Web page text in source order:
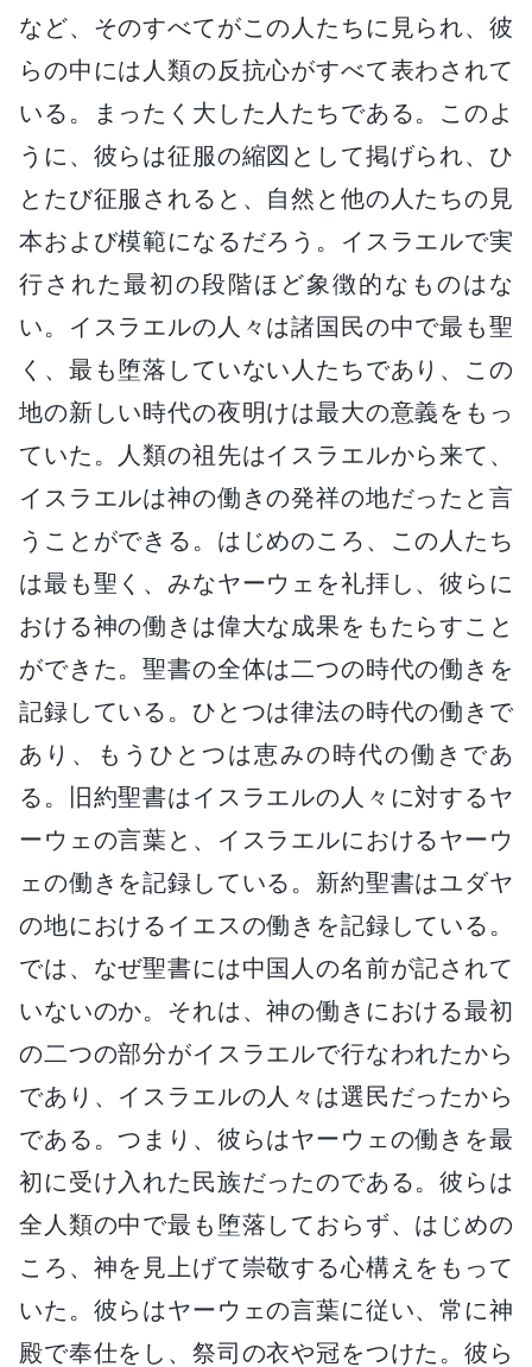
など、そのすべてがこの人たちに見られ、彼
らの中には人類の反抗心がすべて表わされて
いる。まったく大した人たちである。このよ
うに、彼らは征服の縮図として掲げられ、ひ
とたび征服されると、自然と他の人たちの見
本および模範になるだろう。イスラエルで実
行された最初の段階ほど象徴的なものはな
い。イスラエルの人々は諸国民の中で最も聖
く、最も堕落していない人たちであり、この
地の新しい時代の夜明けは最大の意義をもっ
ていた。人類の祖先はイスラエルから来て、
イスラエルは神の働きの発祥の地だったと言
うことができる。はじめのころ、この人たち
は最も聖く、みなヤーウェを礼拝し、彼らに
おける神の働きは偉大な成果をもたらすこと
ができた。聖書の全体は二つの時代の働きを
記録している。ひとつは律法の時代の働きで
あり、もうひとつは恵みの時代の働きであ
る。旧約聖書はイスラエルの人々に対するヤ
ーウェの言葉と、イスラエルにおけるヤーウ
ェの働きを記録している。新約聖書はユダヤ
の地におけるイエスの働きを記録している。
では、なぜ聖書には中国人の名前が記されて
いないのか。それは、神の働きにおける最初
の二つの部分がイスラエルで行なわれたから
であり、イスラエルの人々は選民だったから
である。つまり、彼らはヤーウェの働きを最
初に受け入れた民族だったのである。彼らは
全人類の中で最も堕落しておらず、はじめの
ころ、神を見上げて崇敬する心構えをもって
いた。彼らはヤーウェの言葉に従い、常に神
殿で奉仕をし、祭司の衣や冠をつけた。彼ら